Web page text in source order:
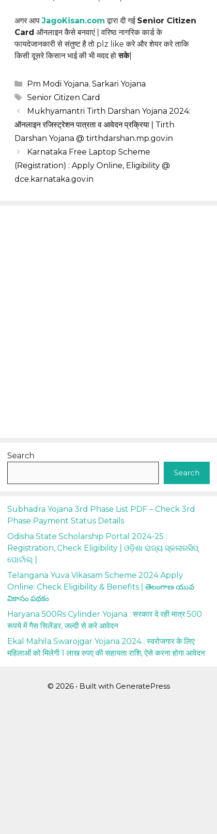
अगर आप JagoKisan.com द्वारा दी गई Senior Citizen
Card ऑनलाइन कैसे बनवाएं | वरिष्ठ नागरिक कार्ड के
फायदेजानकारी से संतुष्ट है तो plz like करे और शेयर करे ताकि
किसी दूसरे किसान भाई की भी मदद होसके|
Categories
Pm Modi Yojana, Sarkari Yojana
Tags
Senior Citizen Card
Mukhyamantri Tirth Darshan Yojana 2024:
ऑनलाइन रजिस्ट्रेशन पात्रता व आवेदन प्रक्रिया | Tirth
Darshan Yojana @ tirthdarshan.mp.gov.in
Karnataka Free Laptop Scheme
(Registration) : Apply Online, Eligibility @
dce.karnataka.gov.in
Search
Search
Subhadra Yojana 3rd Phase List PDF – Check 3rd
Phase Payment Status Details
Odisha State Scholarship Portal 2024-25 :
Registration, Check Eligibility | ଓଡ଼ିଶା ରାଜ୍ୟ ସ୍କଲାରସିପ୍
ପୋର୍ଟାଲ୍ |
Telangana Yuva Vikasam Scheme 2024 Apply
Online: Check Eligibility & Benefits | తెలంగాణ యువ
వికాసం పథకం
Haryana 500Rs Cylinder Yojana : सरकार दे रही मात्र 500
रूपये में गैस सिलेंडर, जल्दी से करे आवेदन
Ekal Mahila Swarojgar Yojana 2024 : स्वरोजगार के लिए
महिलाओं को मिलेगी 1 लाख रुपए की सहायता राशि, ऐसे करना होगा आवेदन
© 2026 • Built with GeneratePress